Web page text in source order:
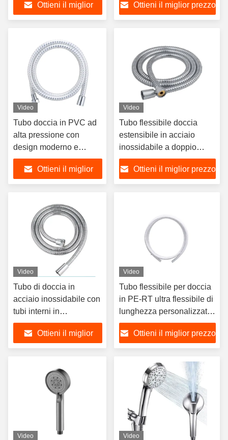
acqua calda e fredda
Ottieni il miglior
Ottieni il miglior prezzo
Video
Tubo doccia in PVC ad
alta pressione con
design moderno e
treccia in filo d'argento
per il bagnoOttieni il miglior
Video
Tubo flessibile doccia
estensibile in acciaio
inossidabile a doppio
blocco per sostituzione
bagnoOttieni il miglior prezzo
Video
Tubo di doccia in
acciaio inossidabile con
tubi interni in
EPDM/PVC - Tubo di
doccia flessibile per
bagno da 1,5 metri
Ottieni il miglior
Video
Tubo flessibile per doccia
in PE-RT ultra flessibile di
lunghezza personalizzata
per accessori da bagno
moderniOttieni il miglior prezzo
Video Video